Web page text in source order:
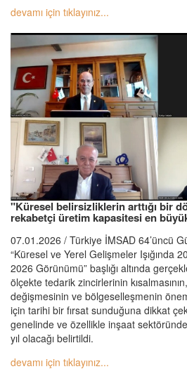
devamı için tıklayınız...
"Küresel belirsizliklerin arttığı bir
rekabetçi üretim kapasitesi en
07.01.2026 / Türkiye İMSAD 64’üncü
“Küresel ve Yerel Gelişmeler Işığında
2026 Görünümü” başlığı altında
ölçekte tedarik zincirlerinin
değişmesinin ve bölgeselleşmenin
için tarihi bir fırsat sunduğuna dikkat
genelinde ve özellikle inşaat
yıl olacağı belirtildi.
devamı için tıklayınız...